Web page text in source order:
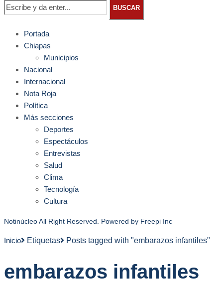
BUSCAR
Portada
Chiapas
Municipios
Nacional
Internacional
Nota Roja
Política
Más secciones
Deportes
Espectáculos
Entrevistas
Salud
Clima
Tecnología
Cultura
Notinúcleo All Right Reserved. Powered by Freepi Inc
Inicio Etiquetas Posts tagged with "embarazos infantiles"
embarazos infantiles